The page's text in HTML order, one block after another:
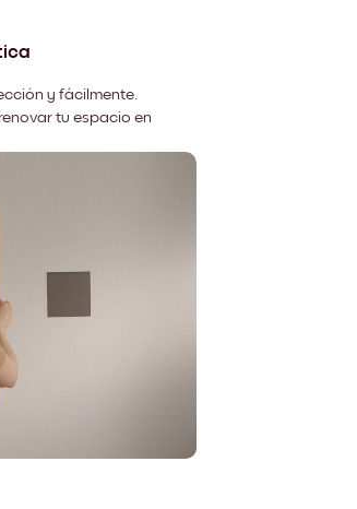
y fácilmente.
tu espacio en